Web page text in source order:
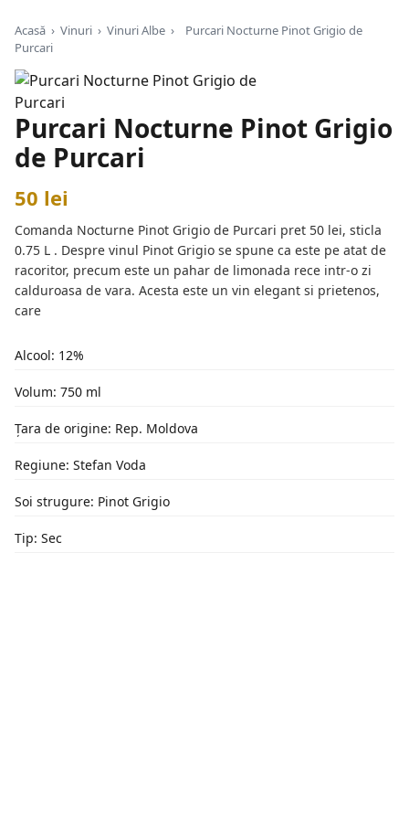
Acasă › Vinuri › Vinuri Albe ›
Purcari Nocturne Pinot Grigio de
Purcari
Purcari Nocturne Pinot Grigio
de Purcari
50 lei
Comanda Nocturne Pinot Grigio de Purcari pret 50 lei, sticla
0.75 L . Despre vinul Pinot Grigio se spune ca este pe atat de
racoritor, precum este un pahar de limonada rece intr-o zi
calduroasa de vara. Acesta este un vin elegant si prietenos,
care
Alcool: 12%
Volum: 750 ml
Țara de origine: Rep. Moldova
Regiune: Stefan Voda
Soi strugure: Pinot Grigio
Tip: Sec